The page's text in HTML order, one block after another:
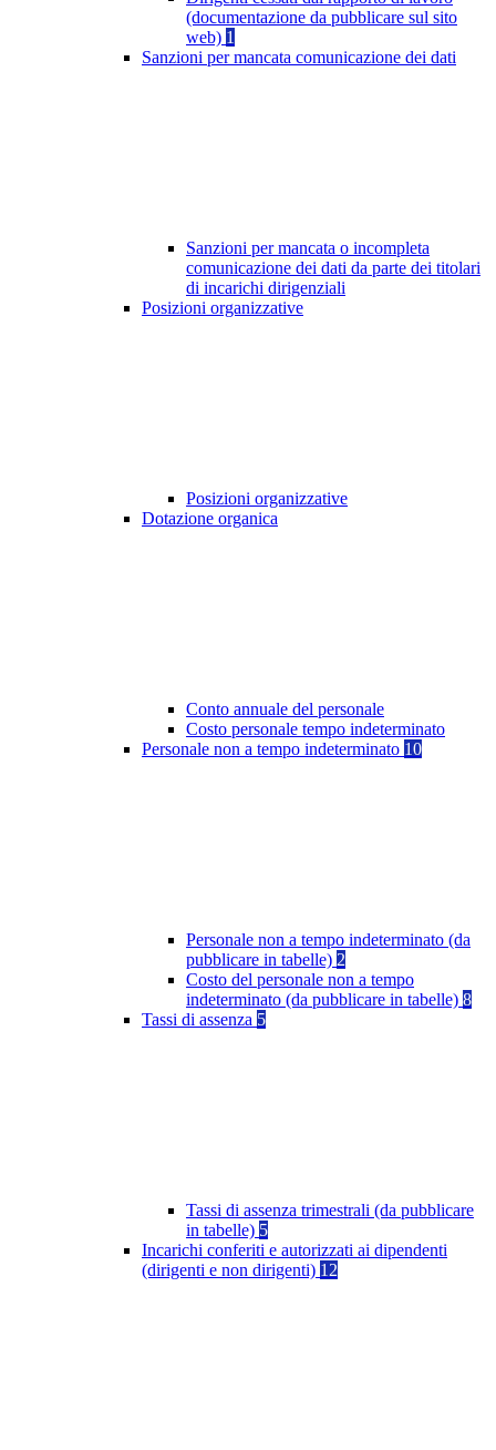
(documentazione da pubblicare sul sito
web) 1
Sanzioni per mancata comunicazione dei dati
Sanzioni per mancata o incompleta
comunicazione dei dati da parte dei titolari
di incarichi dirigenziali
Posizioni organizzative
Posizioni organizzative
Dotazione organica
Conto annuale del personale
Costo personale tempo indeterminato
Personale non a tempo indeterminato 10
Personale non a tempo indeterminato (da
pubblicare in tabelle) 2
Costo del personale non a tempo
indeterminato (da pubblicare in tabelle) 8
Tassi di assenza 5
Tassi di assenza trimestrali (da pubblicare
in tabelle) 5
Incarichi conferiti e autorizzati ai dipendenti
(dirigenti e non dirigenti) 12